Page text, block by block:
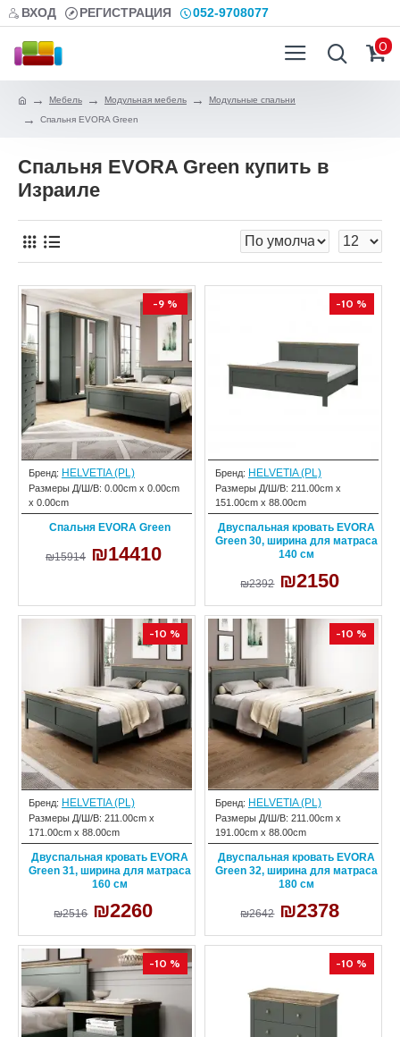
ВХОД РЕГИСТРАЦИЯ 052-9708077
0
Мебель Модульная мебель
Модульные спальни
Спальня EVORA Green
Спальня EVORA Green купить в
Израиле
-9 %
Бренд: HELVETIA (PL)
Размеры Д/Ш/В: 0.00cm x 0.00cm
x 0.00cm
Спальня EVORA Green
₪15914 ₪14410
-10 %
Бренд: HELVETIA (PL)
Размеры Д/Ш/В: 211.00cm x
151.00cm x 88.00cm
Двуспальная кровать EVORA
Green 30, ширина для матраса
140 см
₪2392 ₪2150
-10 %
Бренд: HELVETIA (PL)
Размеры Д/Ш/В: 211.00cm x
171.00cm x 88.00cm
Двуспальная кровать EVORA
Green 31, ширина для матраса
160 см
₪2516 ₪2260
-10 %
Бренд: HELVETIA (PL)
Размеры Д/Ш/В: 211.00cm x
191.00cm x 88.00cm
Двуспальная кровать EVORA
Green 32, ширина для матраса
180 см
₪2642 ₪2378
-10 % -10 %